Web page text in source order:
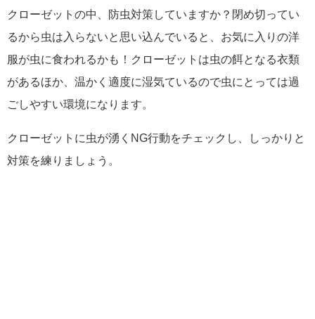
クローゼットの中、防虫対策していますか？閉め切ってい
るから虫は入らないと思い込んでいると、お気に入りの洋
服が虫に食われるかも！クローゼットは虫の餌となる衣類
があるほか、温かく適度に湿気ているので虫にとっては過
ごしやすい環境になります。
クローゼットに虫が湧くNG行動をチェックし、しっかりと
対策を練りましょう。